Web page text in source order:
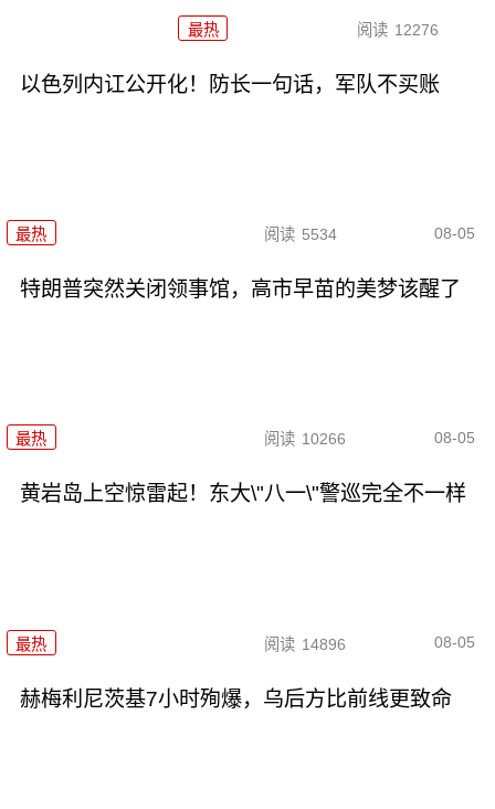
最热 阅读 12276
以色列内讧公开化！防长一句话，军队不买账
最热 阅读 5534 08-05
特朗普突然关闭领事馆，高市早苗的美梦该醒了
最热 阅读 10266 08-05
黄岩岛上空惊雷起！东大\"八一\"警巡完全不一样
最热 阅读 14896 08-05
赫梅利尼茨基7小时殉爆，乌后方比前线更致命